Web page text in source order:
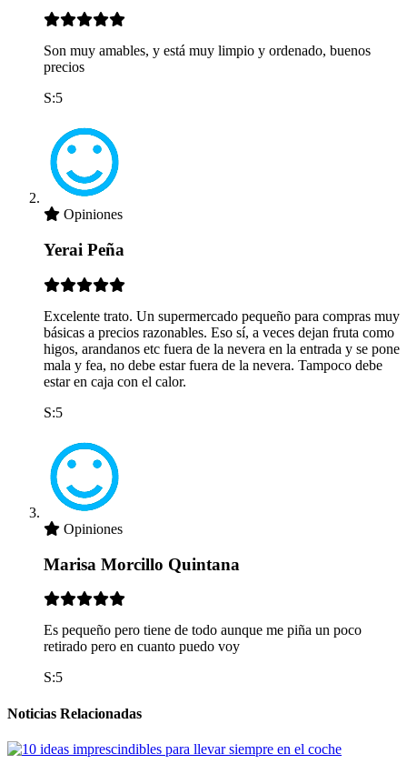
Son muy amables, y está muy limpio y ordenado, buenos
precios
S:5
Opiniones
Yerai Peña
Excelente trato. Un supermercado pequeño para compras muy
básicas a precios razonables. Eso sí, a veces dejan fruta como
higos, arandanos etc fuera de la nevera en la entrada y se pone
mala y fea, no debe estar fuera de la nevera. Tampoco debe
estar en caja con el calor.
S:5
Opiniones
Marisa Morcillo Quintana
Es pequeño pero tiene de todo aunque me piña un poco
retirado pero en cuanto puedo voy
S:5
Noticias Relacionadas